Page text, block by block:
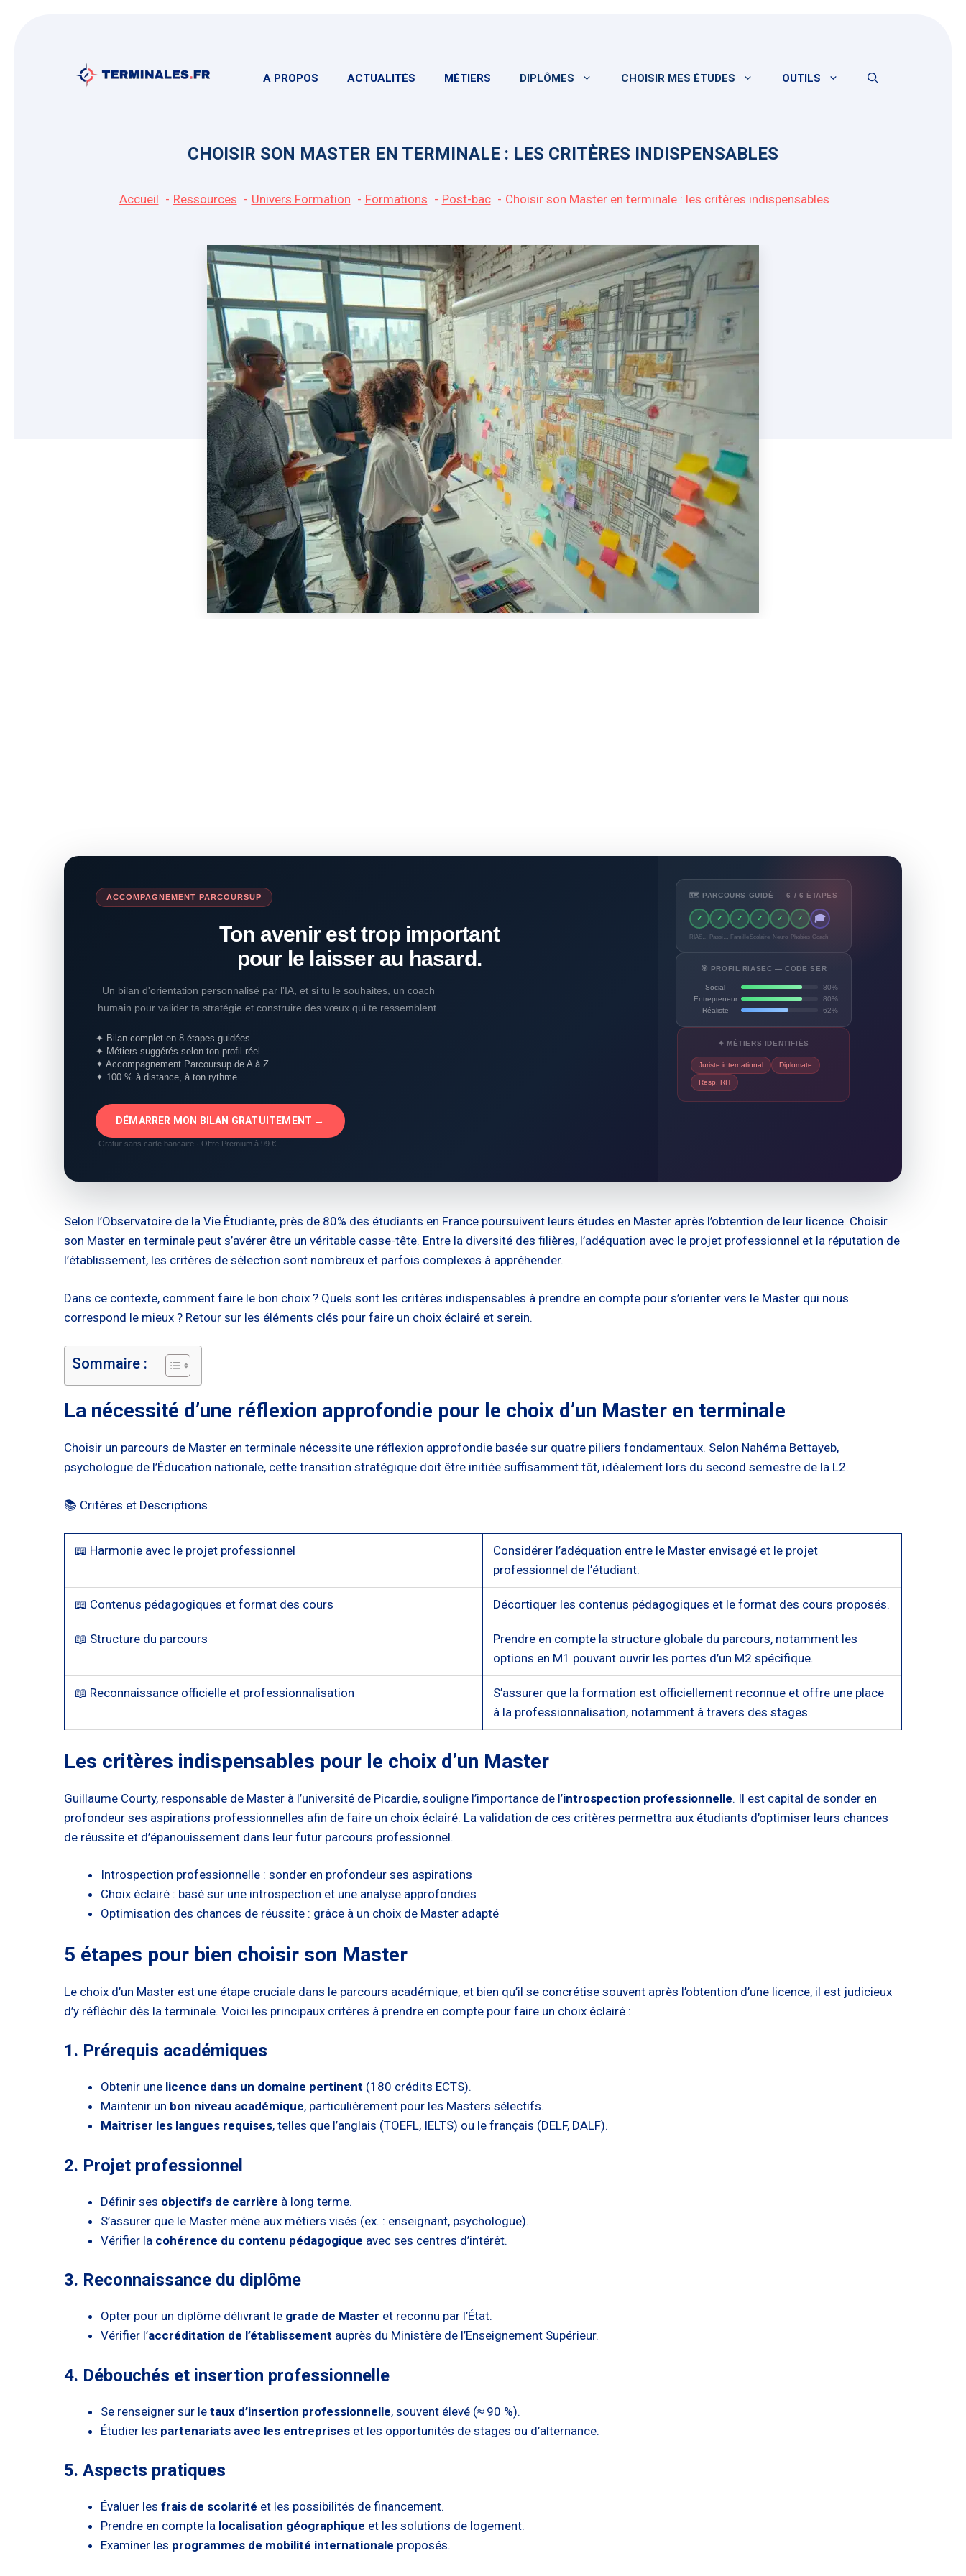
A PROPOS ACTUALITÉS MÉTIERS DIPLÔMES CHOISIR MES ÉTUDES OUTILS
CHOISIR SON MASTER EN TERMINALE : LES CRITÈRES INDISPENSABLES
Accueil Ressources Univers Formation Formations Post-bac Choisir son Master en terminale : les critères indispensables
ACCOMPAGNEMENT PARCOURSUP
Ton avenir est trop important
pour le laisser au hasard.
Un bilan d'orientation personnalisé par l'IA, et si tu le souhaites, un coach
humain pour valider ta stratégie et construire des vœux qui te ressemblent.
✦ Bilan complet en 8 étapes guidées
✦ Métiers suggérés selon ton profil réel
✦ Accompagnement Parcoursup de A à Z
✦ 100 % à distance, à ton rythme
DÉMARRER MON BILAN GRATUITEMENT →
Gratuit sans carte bancaire · Offre Premium à 99 €
🗺️ PARCOURS GUIDÉ — 6 / 6 ÉTAPES
✓ ✓ ✓ ✓ ✓ ✓ 🎓
Famille Scolaire Neuro Phobies Coach
🎯 PROFIL RIASEC — CODE SER
Social
80%
Entrepreneur
80%
Réaliste
62%
✦ MÉTIERS IDENTIFIÉS
Juriste international Diplomate
Resp. RH
Selon l’Observatoire de la Vie Étudiante, près de 80% des étudiants en France poursuivent leurs études en Master après l’obtention de leur licence. Choisir
son Master en terminale peut s’avérer être un véritable casse-tête. Entre la diversité des filières, l’adéquation avec le projet professionnel et la réputation de
l’établissement, les critères de sélection sont nombreux et parfois complexes à appréhender.
Dans ce contexte, comment faire le bon choix ? Quels sont les critères indispensables à prendre en compte pour s’orienter vers le Master qui nous
correspond le mieux ? Retour sur les éléments clés pour faire un choix éclairé et serein.
Sommaire :
La nécessité d’une réflexion approfondie pour le choix d’un Master en terminale
Choisir un parcours de Master en terminale nécessite une réflexion approfondie basée sur quatre piliers fondamentaux. Selon Nahéma Bettayeb,
psychologue de l’Éducation nationale, cette transition stratégique doit être initiée suffisamment tôt, idéalement lors du second semestre de la L2.
📚 Critères et Descriptions
📖 Harmonie avec le projet professionnel
Considérer l’adéquation entre le Master envisagé et le projet
professionnel de l’étudiant.
📖 Contenus pédagogiques et format des cours Décortiquer les contenus pédagogiques et le format des cours proposés.
📖 Structure du parcours
Prendre en compte la structure globale du parcours, notamment les
options en M1 pouvant ouvrir les portes d’un M2 spécifique.
📖 Reconnaissance officielle et professionnalisation
S’assurer que la formation est officiellement reconnue et offre une place
à la professionnalisation, notamment à travers des stages.
Les critères indispensables pour le choix d’un Master
Guillaume Courty, responsable de Master à l’université de Picardie, souligne l’importance de l’introspection professionnelle. Il est capital de sonder en
profondeur ses aspirations professionnelles afin de faire un choix éclairé. La validation de ces critères permettra aux étudiants d’optimiser leurs chances
de réussite et d’épanouissement dans leur futur parcours professionnel.
Introspection professionnelle : sonder en profondeur ses aspirations
Choix éclairé : basé sur une introspection et une analyse approfondies
Optimisation des chances de réussite : grâce à un choix de Master adapté
5 étapes pour bien choisir son Master
Le choix d’un Master est une étape cruciale dans le parcours académique, et bien qu’il se concrétise souvent après l’obtention d’une licence, il est judicieux
d’y réfléchir dès la terminale. Voici les principaux critères à prendre en compte pour faire un choix éclairé :
1. Prérequis académiques
Obtenir une licence dans un domaine pertinent (180 crédits ECTS).
Maintenir un bon niveau académique, particulièrement pour les Masters sélectifs.
Maîtriser les langues requises, telles que l’anglais (TOEFL, IELTS) ou le français (DELF, DALF).
2. Projet professionnel
Définir ses objectifs de carrière à long terme.
S’assurer que le Master mène aux métiers visés (ex. : enseignant, psychologue).
Vérifier la cohérence du contenu pédagogique avec ses centres d’intérêt.
3. Reconnaissance du diplôme
Opter pour un diplôme délivrant le grade de Master et reconnu par l’État.
Vérifier l’accréditation de l’établissement auprès du Ministère de l’Enseignement Supérieur.
4. Débouchés et insertion professionnelle
Se renseigner sur le taux d’insertion professionnelle, souvent élevé (≈ 90 %).
Étudier les partenariats avec les entreprises et les opportunités de stages ou d’alternance.
5. Aspects pratiques
Évaluer les frais de scolarité et les possibilités de financement.
Prendre en compte la localisation géographique et les solutions de logement.
Examiner les programmes de mobilité internationale proposés.